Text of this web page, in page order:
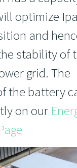
optimize
and
stability of
grid. The
the battery
on our